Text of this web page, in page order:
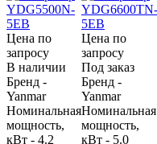
Цена по
запросу
В наличии
Бренд -
Yanmar
Номинальная
мощность,
кВт - 4.2
Цена по
запросу
Под заказ
Бренд -
Yanmar
Номинальная
мощность,
кВт - 5.0